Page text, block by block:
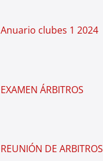
Anuario clubes 1 2024
EXAMEN ÁRBITROS
REUNIÓN DE ARBITROS